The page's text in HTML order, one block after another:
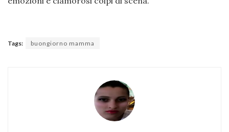
Tags: buongiorno mamma